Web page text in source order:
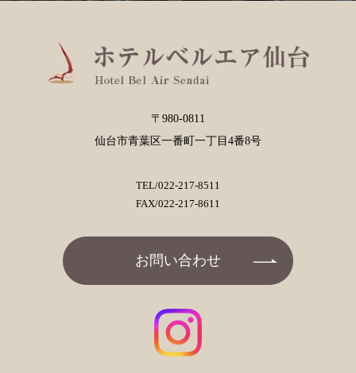
〒980-0811
仙台市青葉区一番町一丁目4番8号
TEL/022-217-8511
FAX/022-217-8611
お問い合わせ